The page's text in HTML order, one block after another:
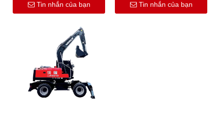
Tin nhắn của bạn Tin nhắn của bạn